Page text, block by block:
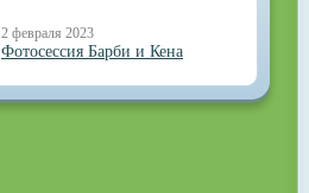
2 февраля 2023
Фотосессия Барби и Кена